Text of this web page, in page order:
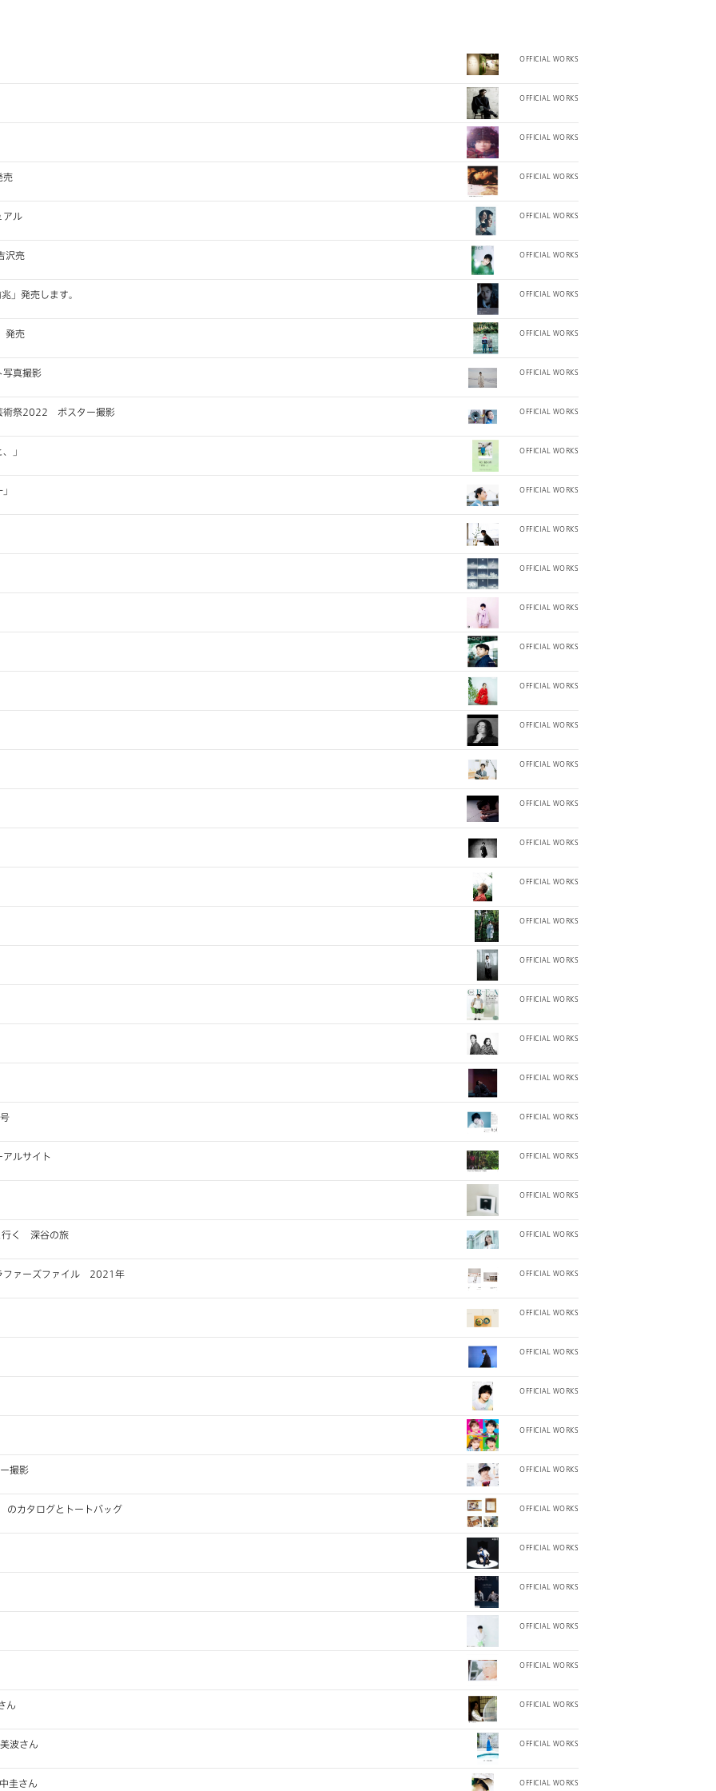
OFFICIAL WORKS
OFFICIAL WORKS
OFFICIAL WORKS
OFFICIAL WORKS
OFFICIAL WORKS
アル
OFFICIAL WORKS
沢亮
OFFICIAL WORKS
発売します。
OFFICIAL WORKS
発売
OFFICIAL WORKS
真撮影
OFFICIAL WORKS
術祭2022 ポスター撮影
OFFICIAL WORKS
」
OFFICIAL WORKS
OFFICIAL WORKS
OFFICIAL WORKS
OFFICIAL WORKS
OFFICIAL WORKS
OFFICIAL WORKS
OFFICIAL WORKS
OFFICIAL WORKS
OFFICIAL WORKS
OFFICIAL WORKS
OFFICIAL WORKS
OFFICIAL WORKS
OFFICIAL WORKS
OFFICIAL WORKS
OFFICIAL WORKS
OFFICIAL WORKS
OFFICIAL WORKS
号
OFFICIAL WORKS
ルサイト
OFFICIAL WORKS
OFFICIAL WORKS
行く 深谷の旅
OFFICIAL WORKS
ファーズファイル 2021年
OFFICIAL WORKS
OFFICIAL WORKS
OFFICIAL WORKS
OFFICIAL WORKS
OFFICIAL WORKS
撮影
OFFICIAL WORKS
カタログとトートバッグ
OFFICIAL WORKS
OFFICIAL WORKS
OFFICIAL WORKS
OFFICIAL WORKS
OFFICIAL WORKS
ん
OFFICIAL WORKS
波さん
OFFICIAL WORKS
圭さん